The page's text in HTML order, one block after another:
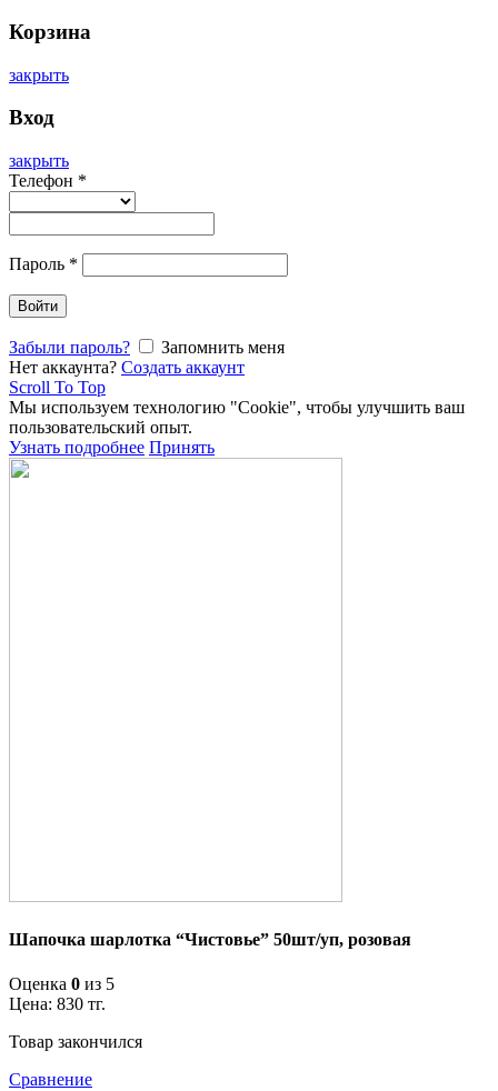
Корзина
закрыть
Вход
закрыть
Телефон *
Пароль *
Войти
Забыли пароль?
Запомнить меня
Нет аккаунта? Создать аккаунт
Scroll To Top
Мы используем технологию "Cookie", чтобы улучшить ваш
пользовательский опыт.
Узнать подробнее Принять
Шапочка шарлотка “Чистовье” 50шт/уп, розовая
Оценка 0 из 5
Цена: 830 тг.
Товар закончился
Сравнение